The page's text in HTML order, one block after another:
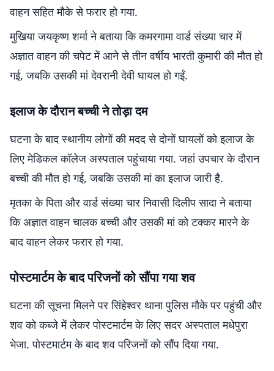
वाहन सहित मौके से फरार हो गया.
मुखिया जयकृष्ण शर्मा ने बताया कि कमरगामा वार्ड संख्या चार में
अज्ञात वाहन की चपेट में आने से तीन वर्षीय भारती कुमारी की मौत हो
गई, जबकि उसकी मां देवरानी देवी घायल हो गईं.
इलाज के दौरान बच्ची ने तोड़ा दम
घटना के बाद स्थानीय लोगों की मदद से दोनों घायलों को इलाज के
लिए मेडिकल कॉलेज अस्पताल पहुंचाया गया. जहां उपचार के दौरान
बच्ची की मौत हो गई, जबकि उसकी मां का इलाज जारी है.
मृतका के पिता और वार्ड संख्या चार निवासी दिलीप सादा ने बताया
कि अज्ञात वाहन चालक बच्ची और उसकी मां को टक्कर मारने के
बाद वाहन लेकर फरार हो गया.
पोस्टमार्टम के बाद परिजनों को सौंपा गया शव
घटना की सूचना मिलने पर सिंहेश्वर थाना पुलिस मौके पर पहुंची और
शव को कब्जे में लेकर पोस्टमार्टम के लिए सदर अस्पताल मधेपुरा
भेजा. पोस्टमार्टम के बाद शव परिजनों को सौंप दिया गया.